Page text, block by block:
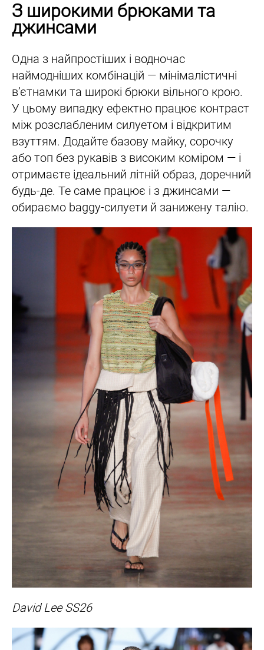
З широкими брюками та
джинсами
Одна з найпростіших і водночас
наймодніших комбінацій — мінімалістичні
вʼєтнамки та широкі брюки вільного крою.
У цьому випадку ефектно працює контраст
між розслабленим силуетом і відкритим
взуттям. Додайте базову майку, сорочку
або топ без рукавів з високим коміром — і
отримаєте ідеальний літній образ, доречний
будь-де. Те саме працює і з джинсами —
обираємо baggy-силуети й занижену талію.
David Lee SS26